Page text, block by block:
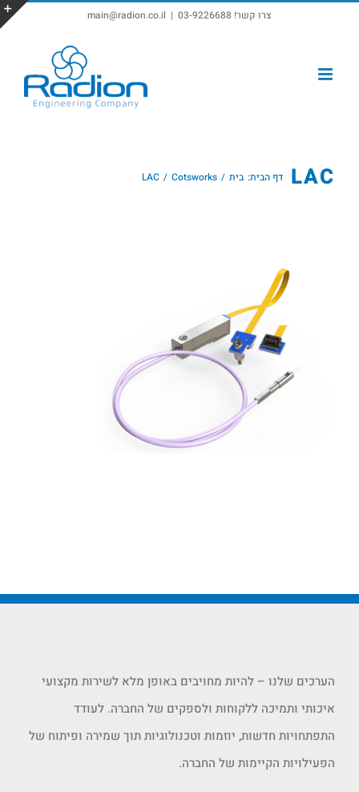
צרו קשר! 03-9226688 |
main@radion.co.il
LAC דף הבית: בית Cotsworks
LAC
הערכים שלנו – להיות מחויבים באופן מלא לשירות מקצועי
איכותי ותמיכה ללקוחות ולספקים של החברה. לעודד
התפתחויות חדשות, יוזמות וטכנולוגיות תוך שמירה ופיתוח של
הפעילויות הקיימות של החברה.